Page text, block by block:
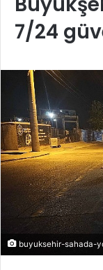
7/24
buyuksehir-sahada-